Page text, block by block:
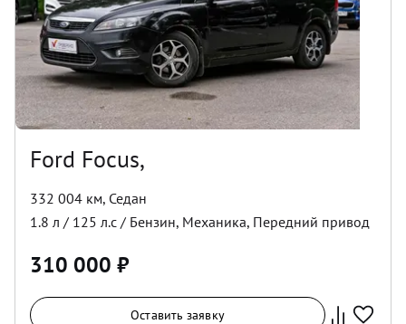
Ford Focus,
332 004 км, Седан
1.8 л / 125 л.с / Бензин, Механика, Передний привод
310 000 ₽
Оставить заявку